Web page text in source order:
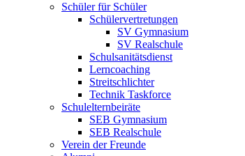
Schüler für Schüler
Schülervertretungen
SV Gymnasium
SV Realschule
Schulsanitätsdienst
Lerncoaching
Streitschlichter
Technik Taskforce
Schulelternbeiräte
SEB Gymnasium
SEB Realschule
Verein der Freunde